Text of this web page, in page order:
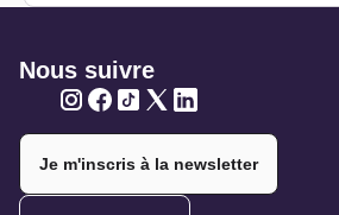
Nous suivre
Je m'inscris à la newsletter